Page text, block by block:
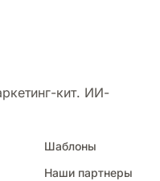
кит. ИИ-
Шаблоны
Наши партнеры